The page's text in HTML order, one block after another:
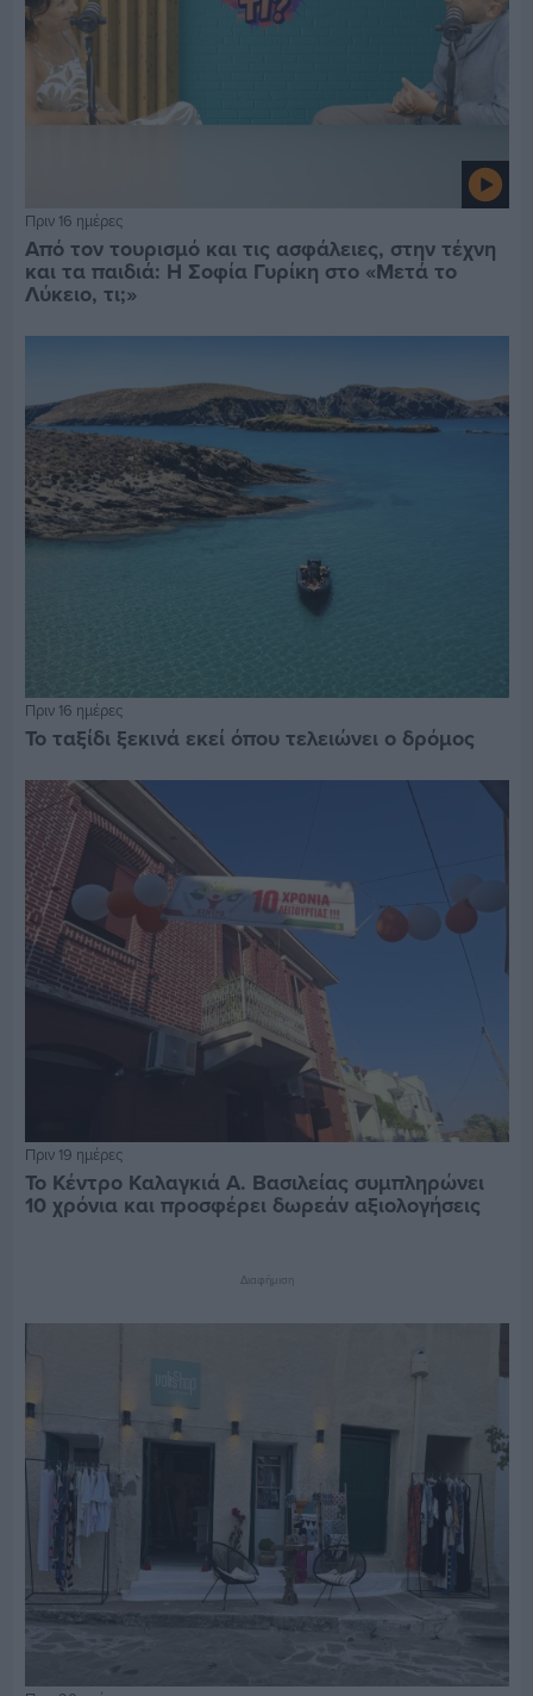
Πριν 16 ημέρες
Από τον τουρισμό και τις ασφάλειες, στην τέχνη
και τα παιδιά: Η Σοφία Γυρίκη στο «Μετά το
Λύκειο, τι;»
Πριν 16 ημέρες
Το ταξίδι ξεκινά εκεί όπου τελειώνει ο δρόμος
Πριν 19 ημέρες
Το Κέντρο Καλαγκιά Α. Βασιλείας συμπληρώνει
10 χρόνια και προσφέρει δωρεάν αξιολογήσεις
Διαφήμιση